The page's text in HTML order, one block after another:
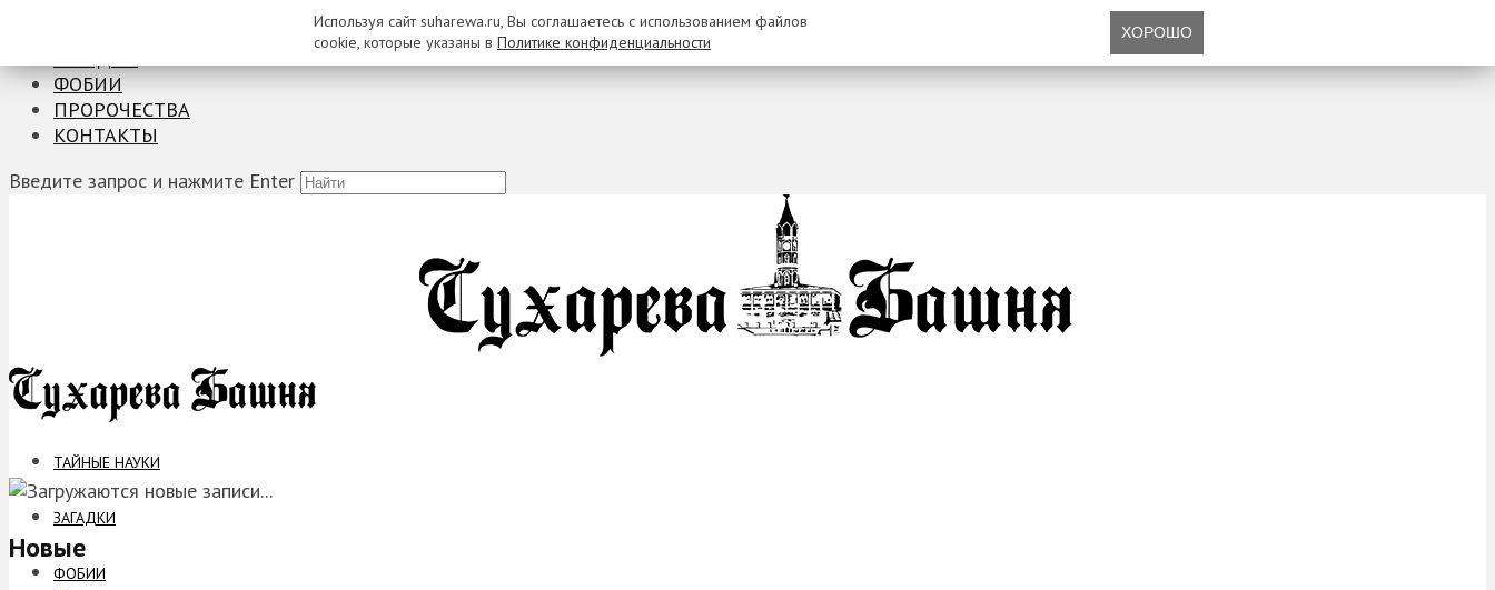
ФОБИИ
ПРОРОЧЕСТВА
КОНТАКТЫ
Введите запрос и нажмите Enter
ТАЙНЫЕ НАУКИ
ЗАГАДКИ
ФОБИИ
Новые
Используя сайт suharewa.ru, Вы соглашаетесь с использованием файлов
cookie, которые указаны в Политике конфиденциальности ХОРОШО